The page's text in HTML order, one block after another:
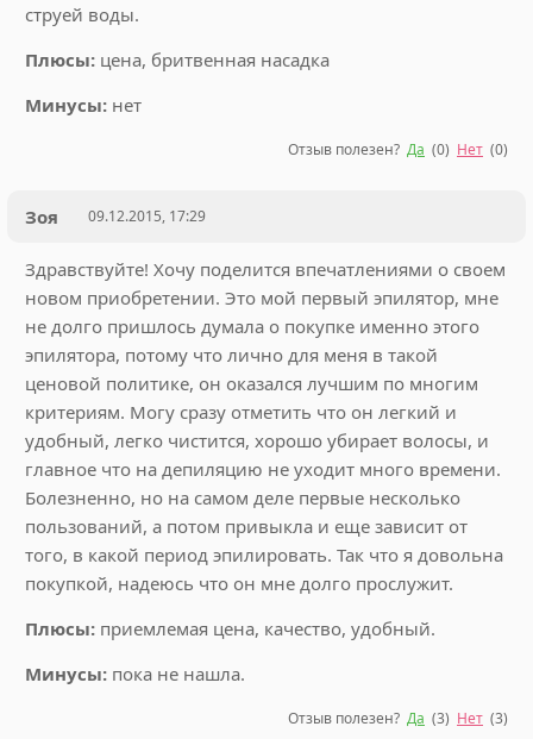
струей воды.
Плюсы: цена, бритвенная насадка
Минусы: нет
Отзыв полезен? Да (0) Нет (0)
Зоя 09.12.2015, 17:29
Здравствуйте! Хочу поделится впечатлениями о своем
новом приобретении. Это мой первый эпилятор, мне
не долго пришлось думала о покупке именно этого
эпилятора, потому что лично для меня в такой
ценовой политике, он оказался лучшим по многим
критериям. Могу сразу отметить что он легкий и
удобный, легко чистится, хорошо убирает волосы, и
главное что на депиляцию не уходит много времени.
Болезненно, но на самом деле первые несколько
пользований, а потом привыкла и еще зависит от
того, в какой период эпилировать. Так что я довольна
покупкой, надеюсь что он мне долго прослужит.
Плюсы: приемлемая цена, качество, удобный.
Минусы: пока не нашла.
Отзыв полезен? Да (3) Нет (3)